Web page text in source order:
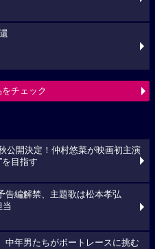
チェック
公開決定！仲村悠菜が映画初主演
を目指す
告編解禁、主題歌は松本孝弘
当
中年男たちがボートレースに挑む